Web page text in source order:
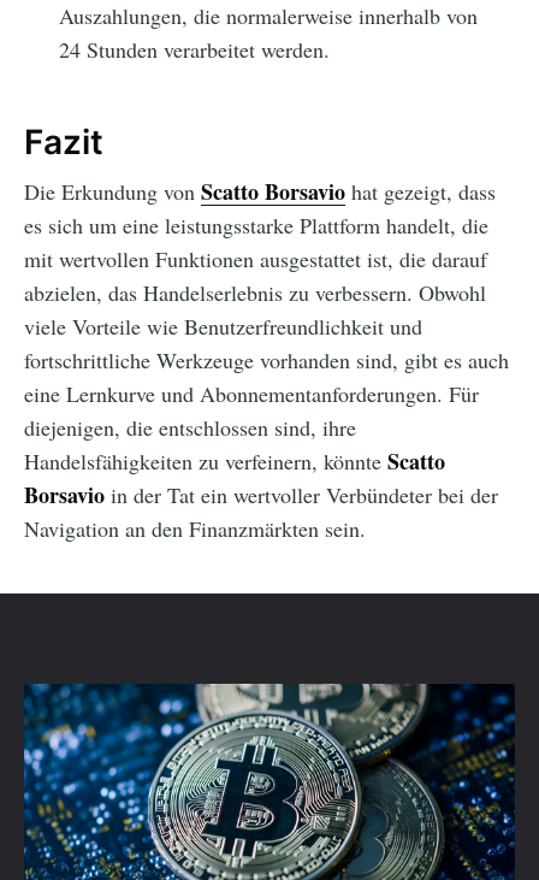
Auszahlungen, die normalerweise innerhalb von
24 Stunden verarbeitet werden.
Fazit
Die Erkundung von Scatto Borsavio hat gezeigt, dass
es sich um eine leistungsstarke Plattform handelt, die
mit wertvollen Funktionen ausgestattet ist, die darauf
abzielen, das Handelserlebnis zu verbessern. Obwohl
viele Vorteile wie Benutzerfreundlichkeit und
fortschrittliche Werkzeuge vorhanden sind, gibt es auch
eine Lernkurve und Abonnementanforderungen. Für
diejenigen, die entschlossen sind, ihre
Handelsfähigkeiten zu verfeinern, könnte Scatto
Borsavio in der Tat ein wertvoller Verbündeter bei der
Navigation an den Finanzmärkten sein.